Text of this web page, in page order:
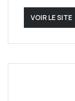
VOIR LE SITE